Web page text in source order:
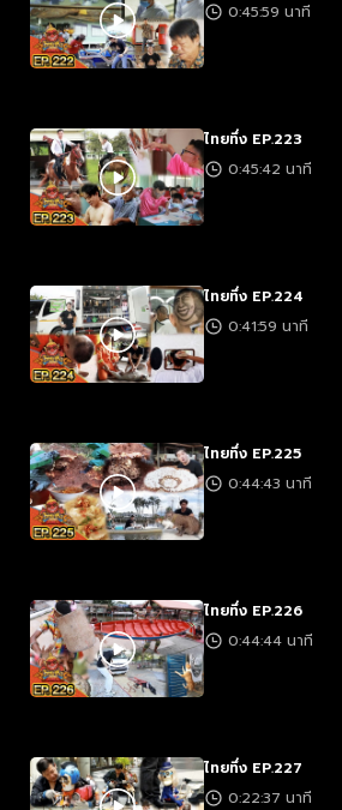
0:45:59 นาที
ไทยทึ่ง EP.223
0:45:42 นาที
ไทยทึ่ง EP.224
0:41:59 นาที
ไทยทึ่ง EP.225
0:44:43 นาที
ไทยทึ่ง EP.226
0:44:44 นาที
ไทยทึ่ง EP.227
0:22:37 นาที